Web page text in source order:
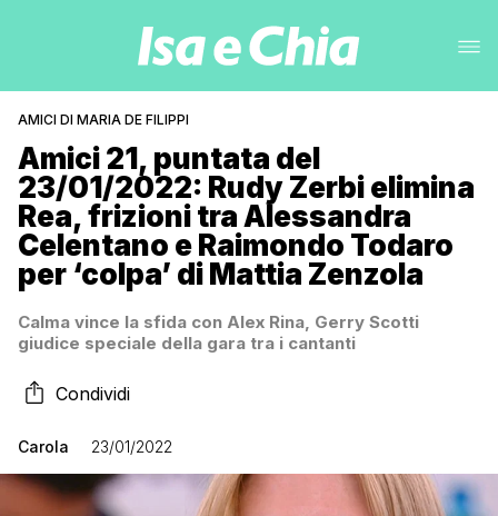
AMICI DI MARIA DE FILIPPI
Amici 21, puntata del
23/01/2022: Rudy Zerbi elimina
Rea, frizioni tra Alessandra
Celentano e Raimondo Todaro
per ‘colpa’ di Mattia Zenzola
Calma vince la sfida con Alex Rina, Gerry Scotti
giudice speciale della gara tra i cantanti
Condividi
Carola 23/01/2022